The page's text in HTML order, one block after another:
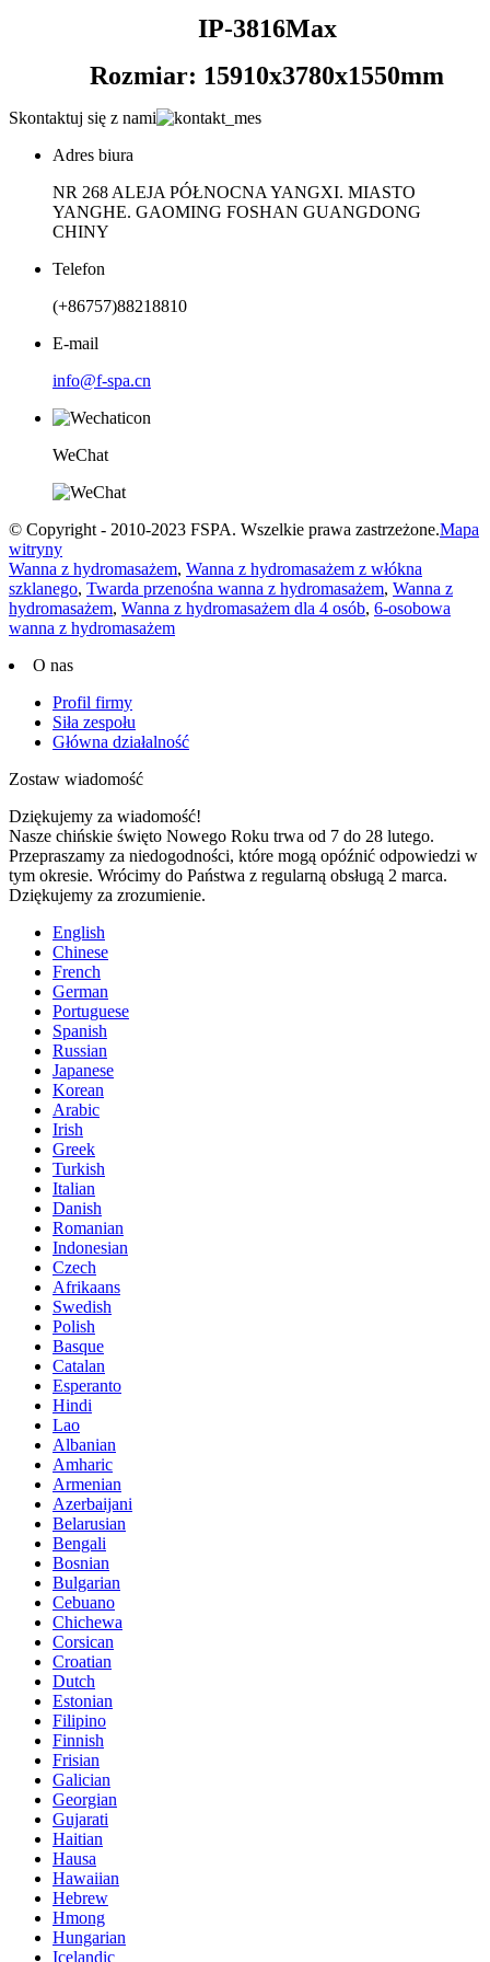
IP-3816Max
Rozmiar: 15910x3780x1550mm
Skontaktuj się z nami
Adres biura
NR 268 ALEJA PÓŁNOCNA YANGXI. MIASTO
YANGHE. GAOMING FOSHAN GUANGDONG
CHINY
Telefon
(+86757)88218810
E-mail
info@f-spa.cn
WeChat
© Copyright - 2010-2023 FSPA. Wszelkie prawa zastrzeżone.Mapa
witryny
Wanna z hydromasażem, Wanna z hydromasażem z włókna
szklanego, Twarda przenośna wanna z hydromasażem, Wanna z
hydromasażem, Wanna z hydromasażem dla 4 osób, 6-osobowa
wanna z hydromasażem
O nas
Profil firmy
Siła zespołu
Główna działalność
Zostaw wiadomość
Dziękujemy za wiadomość!
Nasze chińskie święto Nowego Roku trwa od 7 do 28 lutego.
Przepraszamy za niedogodności, które mogą opóźnić odpowiedzi w
tym okresie. Wrócimy do Państwa z regularną obsługą 2 marca.
Dziękujemy za zrozumienie.
English
Chinese
French
German
Portuguese
Spanish
Russian
Japanese
Korean
Arabic
Irish
Greek
Turkish
Italian
Danish
Romanian
Indonesian
Czech
Afrikaans
Swedish
Polish
Basque
Catalan
Esperanto
Hindi
Lao
Albanian
Amharic
Armenian
Azerbaijani
Belarusian
Bengali
Bosnian
Bulgarian
Cebuano
Chichewa
Corsican
Croatian
Dutch
Estonian
Filipino
Finnish
Frisian
Galician
Georgian
Gujarati
Haitian
Hausa
Hawaiian
Hebrew
Hmong
Hungarian
Icelandic